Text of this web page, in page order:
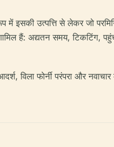
उत्पत्ति से लेकर जो
हैं: अद्यतन समय, टिकटिंग,
विला फोर्नी परंपरा और